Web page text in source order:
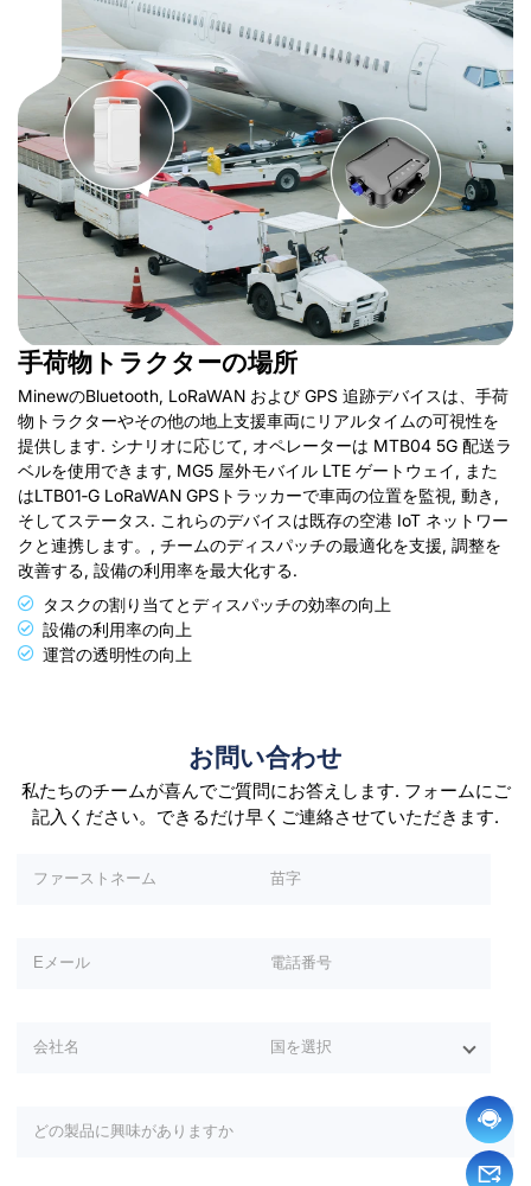
手荷物トラクターの場所
MinewのBluetooth, LoRaWAN および GPS 追跡デバイスは、手荷
物トラクターやその他の地上支援車両にリアルタイムの可視性を
提供します. シナリオに応じて, オペレーターは MTB04 5G 配送ラ
ベルを使用できます, MG5 屋外モバイル LTE ゲートウェイ, また
はLTB01‑G LoRaWAN GPSトラッカーで車両の位置を監視, 動き,
そしてステータス. これらのデバイスは既存の空港 IoT ネットワー
クと連携します。, チームのディスパッチの最適化を支援, 調整を
改善する, 設備の利用率を最大化する.
タスクの割り当てとディスパッチの効率の向上
設備の利用率の向上
運営の透明性の向上
お問い合わせ
私たちのチームが喜んでご質問にお答えします. フォームにご
記入ください。できるだけ早くご連絡させていただきます.